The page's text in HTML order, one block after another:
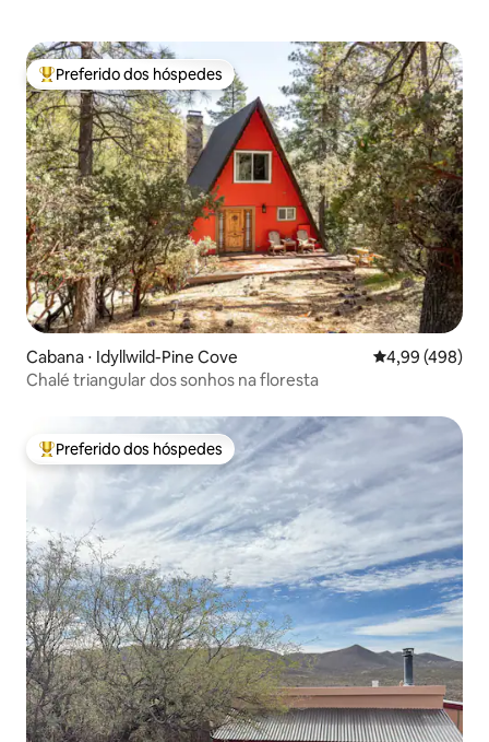
Entre os melhores preferidos dos hóspedes
Preferido dos hóspedes
Cabana ⋅ Idyllwild-Pine Cove 4,99 de uma
4,99 (498)
Chalé triangular dos sonhos na floresta
Entre os melhores preferidos dos hóspedes
Preferido dos hóspedes